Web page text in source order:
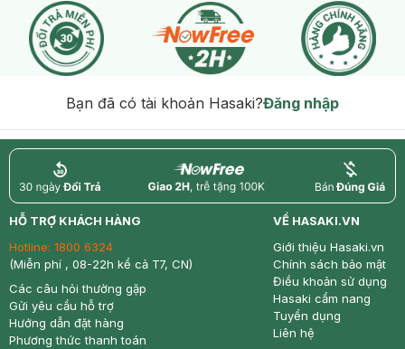
Bạn đã có tài khoản Hasaki?Đăng nhập
return nowfree price
HỖ TRỢ KHÁCH HÀNG
Hotline: 1800 6324
(Miễn phí , 08-22h kể cả T7, CN)
Các câu hỏi thường gặp
Gửi yêu cầu hỗ trợ
Hướng dẫn đặt hàng
Phương thức thanh toán
VỀ HASAKI.VN
Giới thiệu Hasaki.vn
Chính sách bảo mật
Điều khoản sử dụng
Hasaki cẩm nang
Tuyển dụng
Liên hệ